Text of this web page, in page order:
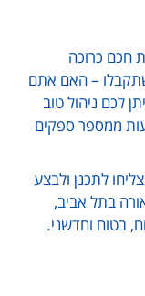
חכם כרוכה
שתקבלו – האם אתם
לכם ניהול טוב
ממספר ספקים
לתכנן ולבצע
בתל אביב,
בטוח וחדשני.